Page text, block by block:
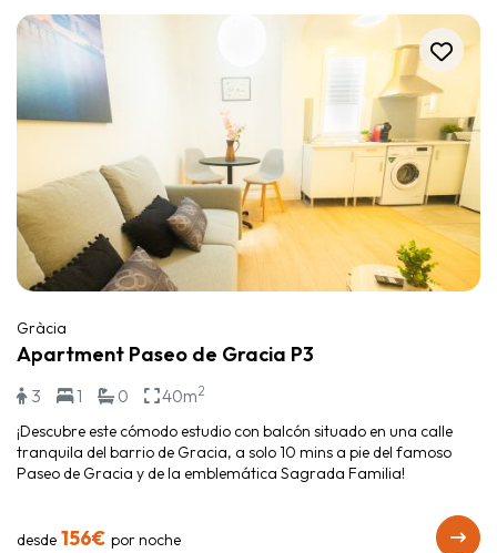
Gràcia
Apartment Paseo de Gracia P3
3 1 0 40m2
¡Descubre este cómodo estudio con balcón situado en una calle
tranquila del barrio de Gracia, a solo 10 mins a pie del famoso
Paseo de Gracia y de la emblemática Sagrada Familia!
desde 156€ por noche